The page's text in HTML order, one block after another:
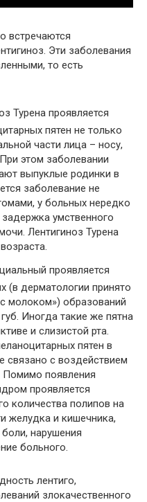
встречаются
Эти заболевания
то есть
Турена проявляется
пятен не только
части лица – носу,
этом заболевании
выпуклые родинки в
заболевание не
у больных нередко
умственного
Лентигиноз Турена
проявляется
(в дерматологии принято
молоком») образований
Иногда такие же пятна
и слизистой рта.
пятен в
связано с воздействием
Помимо появления
проявляется
количества полипов на
желудка и кишечника,
нарушения
больного.
лентиго,
злокачественного